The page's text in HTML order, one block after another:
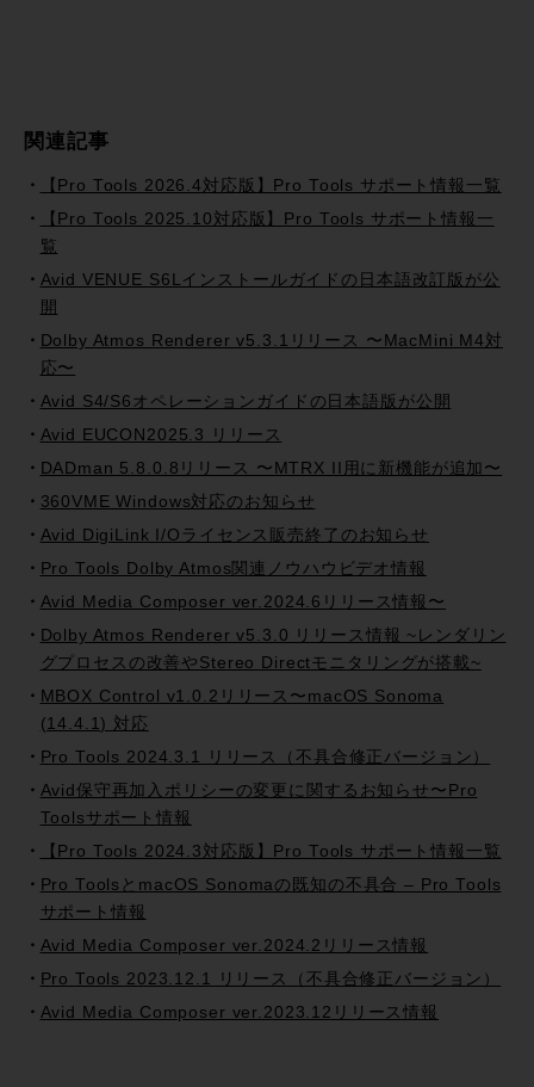
関連記事
【Pro Tools 2026.4対応版】Pro Tools サポート情報一覧
【Pro Tools 2025.10対応版】Pro Tools サポート情報一
覧
Avid VENUE S6Lインストールガイドの日本語改訂版が公
開
Dolby Atmos Renderer v5.3.1リリース 〜MacMini M4対
応〜
Avid S4/S6オペレーションガイドの日本語版が公開
Avid EUCON2025.3 リリース
DADman 5.8.0.8リリース 〜MTRX II用に新機能が追加〜
360VME Windows対応のお知らせ
Avid DigiLink I/Oライセンス販売終了のお知らせ
Pro Tools Dolby Atmos関連ノウハウビデオ情報
Avid Media Composer ver.2024.6リリース情報〜
Dolby Atmos Renderer v5.3.0 リリース情報 ~レンダリン
グプロセスの改善やStereo Directモニタリングが搭載~
MBOX Control v1.0.2リリース〜macOS Sonoma
(14.4.1) 対応
Pro Tools 2024.3.1 リリース（不具合修正バージョン）
Avid保守再加入ポリシーの変更に関するお知らせ〜Pro
Toolsサポート情報
【Pro Tools 2024.3対応版】Pro Tools サポート情報一覧
Pro ToolsとmacOS Sonomaの既知の不具合 – Pro Tools
サポート情報
Avid Media Composer ver.2024.2リリース情報
Pro Tools 2023.12.1 リリース（不具合修正バージョン）
Avid Media Composer ver.2023.12リリース情報